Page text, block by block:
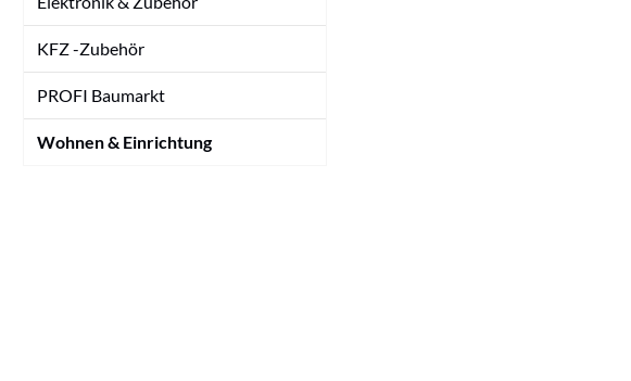
KFZ -Zubehör
PROFI Baumarkt
Wohnen & Einrichtung